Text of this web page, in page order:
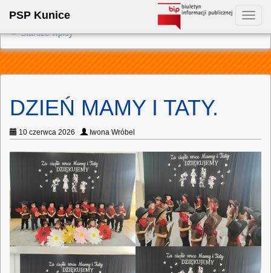
PSP Kunice
←Starsze wpisy
DZIEŃ MAMY I TATY.
10 czerwca 2026 Iwona Wróbel